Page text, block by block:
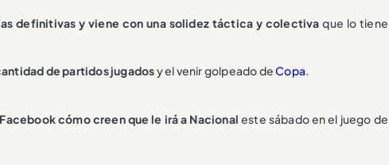
definitivas y viene con una solidez táctica y colectivaque lo tiene
de partidos jugadosy el venir golpeado deCopa.
cómo creen que le irá a Nacional este sábado en el juego de